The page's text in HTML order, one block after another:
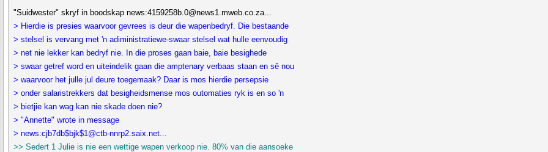
"Suidwester" skryf in boodskap news:4159258b.0@news1.mweb.co.za...
> Hierdie is presies waarvoor gevrees is deur die wapenbedryf. Die bestaande
> stelsel is vervang met 'n adiministratiewe-swaar stelsel wat hulle eenvoudig
> net nie lekker kan bedryf nie. In die proses gaan baie, baie besighede
> swaar getref word en uiteindelik gaan die amptenary verbaas staan en sê nou
> waarvoor het julle jul deure toegemaak? Daar is mos hierdie persepsie
> onder salaristrekkers dat besigheidsmense mos outomaties ryk is en so 'n
> bietjie kan wag kan nie skade doen nie?
> "Annette" wrote in message
> news:cjb7db$bjk$1@ctb-nnrp2.saix.net...
>> Sedert 1 Julie is nie een wettige wapen verkoop nie. 80% van die aansoeke